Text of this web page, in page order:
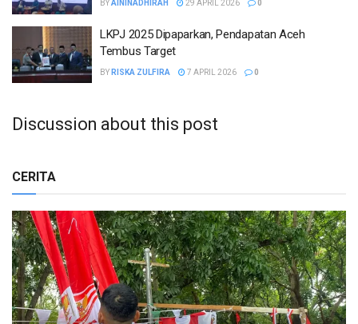
BYAININADHIRAH 29 APRIL 2026 0
LKPJ 2025 Dipaparkan, Pendapatan Aceh
Tembus Target
BY RISKA ZULFIRA 7 APRIL 2026 0
Discussion about this post
CERITA